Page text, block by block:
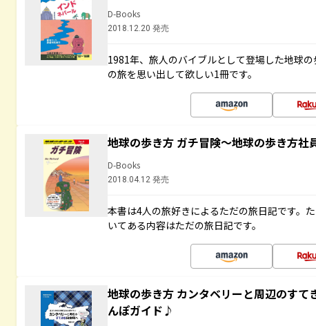
D-Books
2018.12.20 発売
1981年、旅人のバイブルとして登場した地球
の旅を思い出して欲しい1冊です。
地球の歩き方 ガチ冒険～地球の歩き方社
D-Books
2018.04.12 発売
本書は4人の旅好きによるただの旅日記です。
いてある内容はただの旅日記です。
地球の歩き方 カンタベリーと周辺のす
んぽガイド♪